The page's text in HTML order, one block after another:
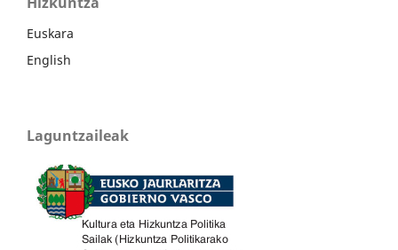
Euskara
English
Laguntzaileak